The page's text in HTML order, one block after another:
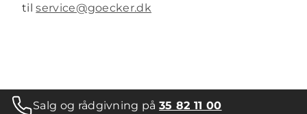
tilservice@goecker.dk
Salg og rådgivning på35 82 11 00